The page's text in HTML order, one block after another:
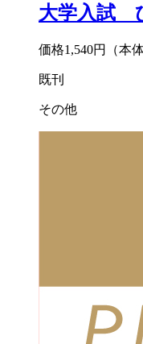
大学入試
価格1,540円 （本
既刊
その他